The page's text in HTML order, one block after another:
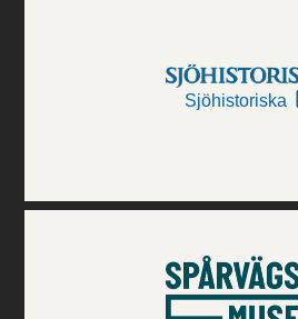
Sjöhistoriska